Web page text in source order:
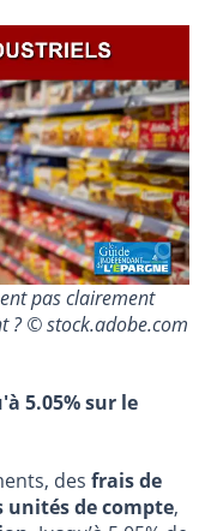
pas clairement
? © stock.adobe.com
5.05% sur le
des frais de
unités de compte,